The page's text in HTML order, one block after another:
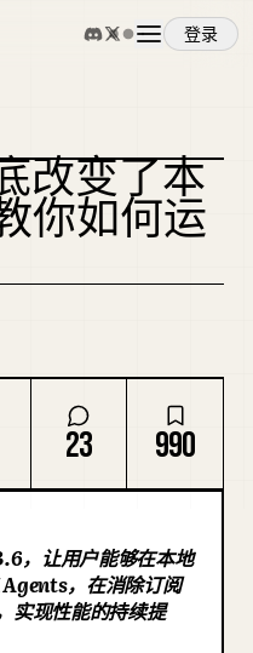
登录
复刻封面
底改变了本
你如何运
23 990
，让用户能够在本地
，在消除订阅
实现性能的持续提